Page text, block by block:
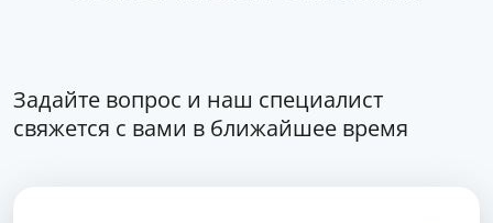
Задайте вопрос и наш специалист
свяжется с вами в ближайшее время